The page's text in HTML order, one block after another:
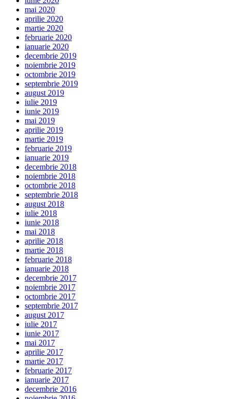
mai 2020
aprilie 2020
martie 2020
februarie 2020
ianuarie 2020
decembrie 2019
noiembrie 2019
octombrie 2019
septembrie 2019
august 2019
iulie 2019
iunie 2019
mai 2019
aprilie 2019
martie 2019
februarie 2019
ianuarie 2019
decembrie 2018
noiembrie 2018
octombrie 2018
septembrie 2018
august 2018
iulie 2018
iunie 2018
mai 2018
aprilie 2018
martie 2018
februarie 2018
ianuarie 2018
decembrie 2017
noiembrie 2017
octombrie 2017
septembrie 2017
august 2017
iulie 2017
iunie 2017
mai 2017
aprilie 2017
martie 2017
februarie 2017
ianuarie 2017
decembrie 2016